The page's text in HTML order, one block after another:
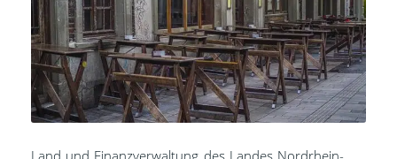
Land und Finanzverwaltung des Landes Nordrhein-